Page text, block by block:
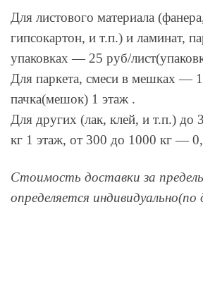
Для листового материала
гипсокартон, и т.п.) и ламинат,
упаковках — 25 руб/
Для паркета, смеси в мешках —
пачка(мешок) 1 этаж .
Для других (лак, клей, и т.п.)
кг 1 этаж, от 300 до 1000 кг —
Стоимость доставки за
определяется индивидуально(по